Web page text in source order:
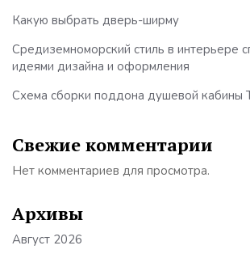
Какую выбрать дверь-ширму
Средиземноморский стиль в интерьере
идеями дизайна и оформления
Схема сборки поддона душевой кабины
Свежие комментарии
Нет комментариев для просмотра.
Архивы
Август 2026